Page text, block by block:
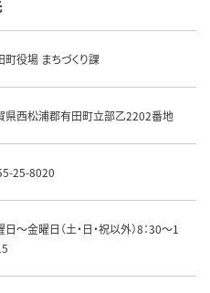
町役場 まちづくり課
県西松浦郡有田町立部乙2202番地
25-8020
日～金曜日（土・日・祝以外）8：30～1